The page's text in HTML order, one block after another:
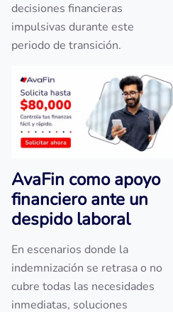
decisiones financieras
impulsivas durante este
periodo de transición.
AvaFin como apoyo
financiero ante un
despido laboral
En escenarios donde la
indemnización se retrasa o no
cubre todas las necesidades
inmediatas, soluciones